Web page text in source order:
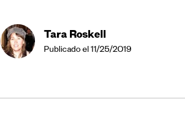
Tara Roskell
Publicado el 11/25/2019